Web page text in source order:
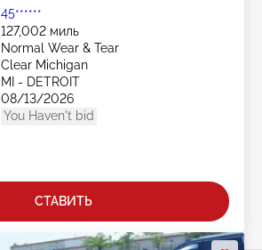
45******
127,002 миль
Normal Wear & Tear
Clear Michigan
MI - DETROIT
08/13/2026
You Haven't bid
СТАВИТЬ